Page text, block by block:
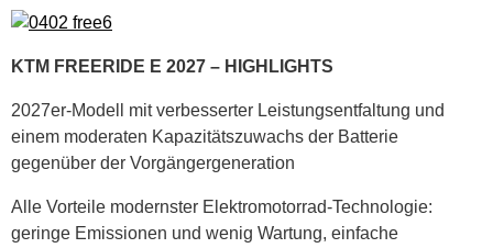
KTM FREERIDE E 2027 – HIGHLIGHTS
2027er-Modell mit verbesserter Leistungsentfaltung und
einem moderaten Kapazitätszuwachs der Batterie
gegenüber der Vorgängergeneration
Alle Vorteile modernster Elektromotorrad-Technologie:
geringe Emissionen und wenig Wartung, einfache